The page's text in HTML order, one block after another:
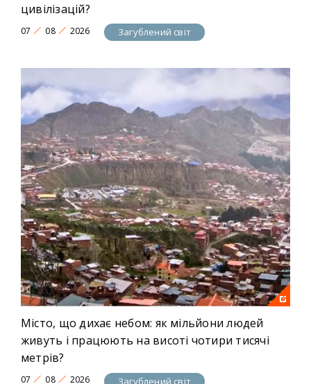
цивілізацій?
07 08 2026 Загублений світ
Місто, що дихає небом: як мільйони людей
живуть і працюють на висоті чотири тисячі
метрів?
07 08 2026 Загублений світ